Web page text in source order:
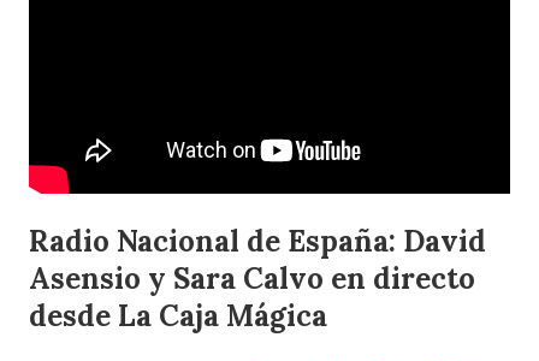
Radio Nacional de España: David
Asensio y Sara Calvo en directo
desde La Caja Mágica